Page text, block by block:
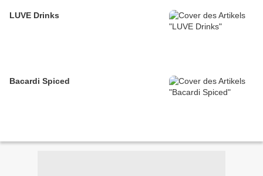
LUVE Drinks
Bacardi Spiced